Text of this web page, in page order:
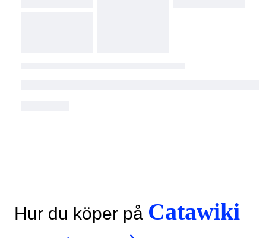
Hur du köper på Catawiki